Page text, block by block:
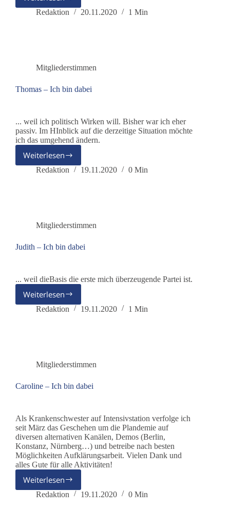
–
Redaktion 20.11.2020 1 Min
Mitgliederstimmen
Thomas – Ich bin dabei
... weil ich politisch Wirken will. Bisher war ich eher
passiv. Im HInblick auf die derzeitige Situation möchte
ich das umgehend ändern.
Weiterlesen
Thomas
–
Redaktion 19.11.2020 0 Min
Mitgliederstimmen
Judith – Ich bin dabei
... weil dieBasis die erste mich überzeugende Partei ist.
Weiterlesen
Judith
–
Redaktion 19.11.2020 1 Min
Mitgliederstimmen
Caroline – Ich bin dabei
Als Krankenschwester auf Intensivstation verfolge ich
seit März das Geschehen um die Plandemie auf
diversen alternativen Kanälen, Demos (Berlin,
Konstanz, Nürnberg…) und betreibe nach besten
Möglichkeiten Aufklärungsarbeit. Vielen Dank und
alles Gute für alle Aktivitäten!
Weiterlesen
Caroline
–
Redaktion 19.11.2020 0 Min